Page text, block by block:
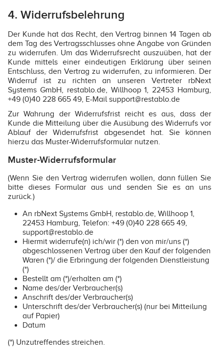
4. Widerrufsbelehrung
Der Kunde hat das Recht, den Vertrag binnen 14 Tagen ab
dem Tag des Vertragsschlusses ohne Angabe von Gründen
zu widerrufen. Um das Widerrufsrecht auszuüben, hat der
Kunde mittels einer eindeutigen Erklärung über seinen
Entschluss, den Vertrag zu widerrufen, zu informieren. Der
Widerruf ist zu richten an unseren Vertreter rbNext
Systems GmbH, restablo.de, Willhoop 1, 22453 Hamburg,
+49 (0)40 228 665 49, E-Mail support@restablo.de
Zur Wahrung der Widerrufsfrist reicht es aus, dass der
Kunde die Mitteilung über die Ausübung des Widerrufs vor
Ablauf der Widerrufsfrist abgesendet hat. Sie können
hierzu das Muster-Widerrufsformular nutzen.
Muster-Widerrufsformular
(Wenn Sie den Vertrag widerrufen wollen, dann füllen Sie
bitte dieses Formular aus und senden Sie es an uns
zurück.)
An rbNext Systems GmbH, restablo.de, Willhoop 1,
22453 Hamburg, Telefon: +49 (0)40 228 665 49,
support@restablo.de
Hiermit widerrufe(n) ich/wir (*) den von mir/uns (*)
abgeschlossenen Vertrag über den Kauf der folgenden
Waren (*)/ die Erbringung der folgenden Dienstleistung
(*)
Bestellt am (*)/erhalten am (*)
Name des/der Verbraucher(s)
Anschrift des/der Verbraucher(s)
Unterschrift des/der Verbraucher(s) (nur bei Mitteilung
auf Papier)
Datum
(*) Unzutreffendes streichen.